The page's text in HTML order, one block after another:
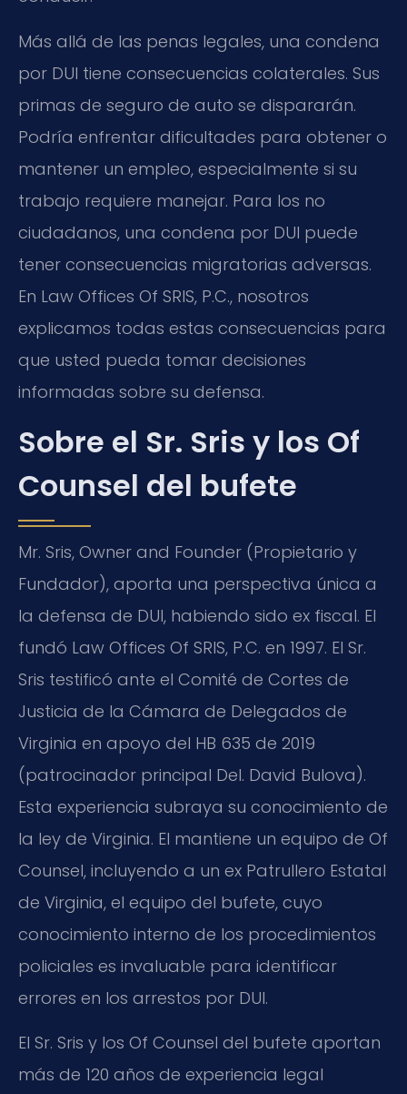
Más allá de las penas legales, una condena
por DUI tiene consecuencias colaterales. Sus
primas de seguro de auto se dispararán.
Podría enfrentar dificultades para obtener o
mantener un empleo, especialmente si su
trabajo requiere manejar. Para los no
ciudadanos, una condena por DUI puede
tener consecuencias migratorias adversas.
En Law Offices Of SRIS, P.C., nosotros
explicamos todas estas consecuencias para
que usted pueda tomar decisiones
informadas sobre su defensa.
Sobre el Sr. Sris y los Of
Counsel del bufete
Mr. Sris, Owner and Founder (Propietario y
Fundador), aporta una perspectiva única a
la defensa de DUI, habiendo sido ex fiscal. El
fundó Law Offices Of SRIS, P.C. en 1997. El Sr.
Sris testificó ante el Comité de Cortes de
Justicia de la Cámara de Delegados de
Virginia en apoyo del HB 635 de 2019
(patrocinador principal Del. David Bulova).
Esta experiencia subraya su conocimiento de
la ley de Virginia. El mantiene un equipo de Of
Counsel, incluyendo a un ex Patrullero Estatal
de Virginia, el equipo del bufete, cuyo
conocimiento interno de los procedimientos
policiales es invaluable para identificar
errores en los arrestos por DUI.
El Sr. Sris y los Of Counsel del bufete aportan
más de 120 años de experiencia legal